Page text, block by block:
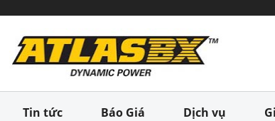
Tin tức Báo Giá Dịch vụ